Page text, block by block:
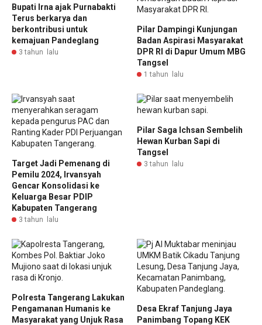
Bupati Irna ajak Purnabakti
Terus berkarya dan
berkontribusi untuk
kemajuan Pandeglang
3 tahun lalu
Pilar Dampingi Kunjungan
Badan Aspirasi Masyarakat
DPR RI di Dapur Umum MBG
Tangsel
1 tahun lalu
Target Jadi Pemenang di
Pemilu 2024, Irvansyah
Gencar Konsolidasi ke
Keluarga Besar PDIP
Kabupaten Tangerang
3 tahun lalu
Pilar Saga Ichsan Sembelih
Hewan Kurban Sapi di
Tangsel
3 tahun lalu
Polresta Tangerang Lakukan
Pengamanan Humanis ke
Masyarakat yang Unjuk Rasa
Desa Ekraf Tanjung Jaya
Panimbang Topang KEK